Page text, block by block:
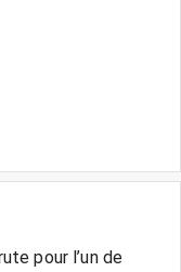
pour l’un de